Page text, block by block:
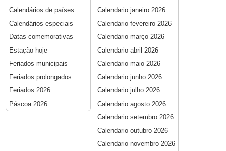
Calendários de países
Calendários especiais
Datas comemorativas
Estação hoje
Feriados municipais
Feriados prolongados
Feriados 2026
Páscoa 2026
Calendario janeiro 2026
Calendario fevereiro 2026
Calendario março 2026
Calendario abril 2026
Calendario maio 2026
Calendario junho 2026
Calendario julho 2026
Calendario agosto 2026
Calendario setembro 2026
Calendario outubro 2026
Calendario novembro 2026